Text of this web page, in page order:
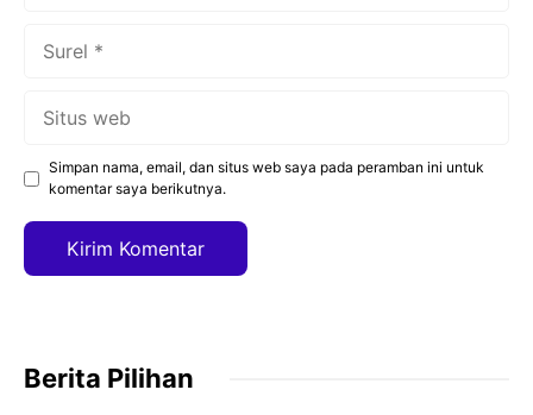
Simpan nama, email, dan situs web saya pada peramban ini untuk
komentar saya berikutnya.
Berita Pilihan